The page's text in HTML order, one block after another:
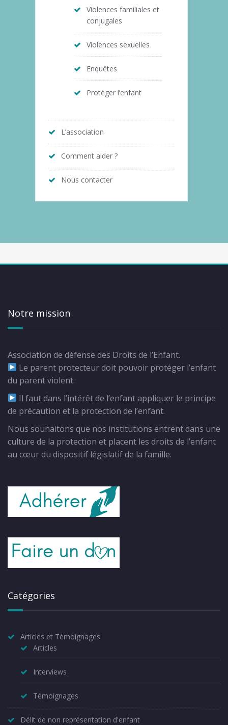
Violences familiales et
conjugales
Violences sexuelles
Enquêtes
Protéger l’enfant
L’association
Comment aider ?
Nous contacter
Notre mission
Association de défense des Droits de l’Enfant.
Le parent protecteur doit pouvoir protéger l’enfant
du parent violent.
Il faut dans l’intérêt de l’enfant appliquer le principe
de précaution et la protection de l’enfant.
Nous souhaitons que nos institutions entrent dans une
culture de la protection et placent les droits de l’enfant
au cœur du dispositif législatif de la famille.
Catégories
Articles et Témoignages
Articles
Interviews
Témoignages
Délit de non représentation d'enfant